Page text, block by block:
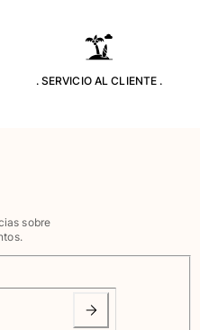
. SERVICIO AL CLIENTE .
sobre